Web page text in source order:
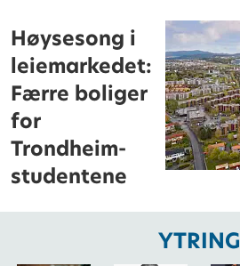
Høysesong i
leiemarkedet:
Færre boliger
for
Trondheim-
studentene
YTRING